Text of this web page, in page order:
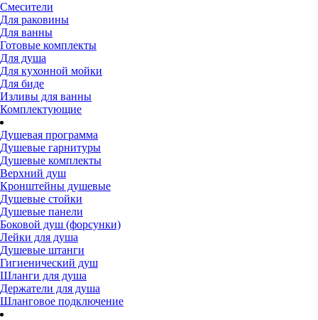
Смесители
Для раковины
Для ванны
Готовые комплекты
Для душа
Для кухонной мойки
Для биде
Изливы для ванны
Комплектующие
Душевая программа
Душевые гарнитуры
Душевые комплекты
Верхний душ
Кронштейны душевые
Душевые стойки
Душевые панели
Боковой душ (форсунки)
Лейки для душа
Душевые штанги
Гигиенический душ
Шланги для душа
Держатели для душа
Шланговое подключение